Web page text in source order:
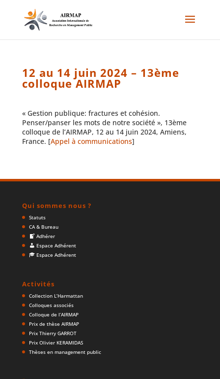
12 au 14 juin 2024 – 13ème
colloque AIRMAP
« Gestion publique: fractures et cohésion.
Penser/panser les mots de notre société », 13ème
colloque de l’AIRMAP, 12 au 14 juin 2024, Amiens,
France. [Appel à communications]
Qui sommes nous ?
Statuts
CA & Bureau
Adhérer
Espace Adhérent
Espace Adhérent
Activités
Collection L’Harmattan
Colloques associés
Colloque de l’AIRMAP
Prix de thèse AIRMAP
Prix Thierry GARROT
Prix Olivier KERAMIDAS
Thèses en management public